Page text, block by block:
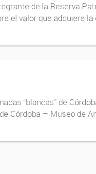
de la Reserva
el valor que adquiere
“blancas” de
Córdoba – Museo de